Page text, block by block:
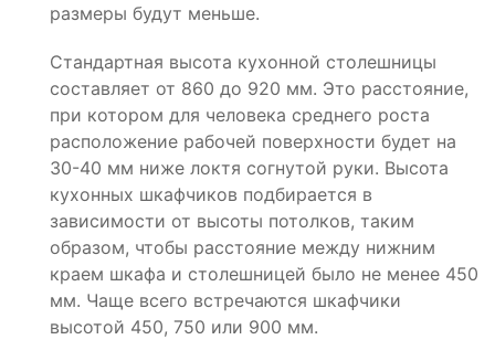
размеры будут меньше.
Стандартная высота кухонной столешницы
составляет от 860 до 920 мм. Это расстояние,
при котором для человека среднего роста
расположение рабочей поверхности будет на
30-40 мм ниже локтя согнутой руки. Высота
кухонных шкафчиков подбирается в
зависимости от высоты потолков, таким
образом, чтобы расстояние между нижним
краем шкафа и столешницей было не менее 450
мм. Чаще всего встречаются шкафчики
высотой 450, 750 или 900 мм.